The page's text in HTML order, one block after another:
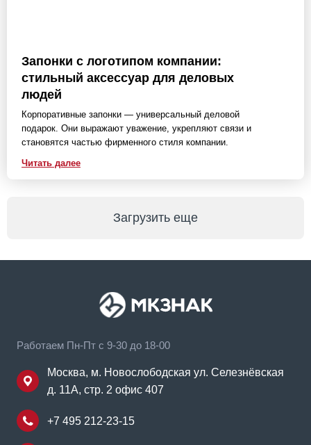
Запонки с логотипом компании:
стильный аксессуар для деловых
людей
Корпоративные запонки — универсальный деловой
подарок. Они выражают уважение, укрепляют связи и
становятся частью фирменного стиля компании.
Читать далее
Загрузить еще
Работаем Пн-Пт с 9-30 до 18-00
Москва, м. Новослободская ул. Селезнёвская
д. 11А, стр. 2 офис 407
+7 495 212-23-15